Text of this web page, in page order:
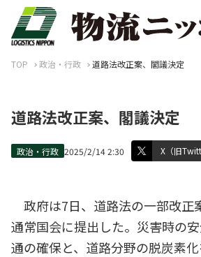
TOP 政治・行政 道路法改正案、閣議決定
道路法改正案、閣議決定
政治・行政 2025/2/14 2:30 X（旧
政府は7日、道路法の一部改正
通常国会に提出した。災害時の
通の確保と、道路分野の脱炭素